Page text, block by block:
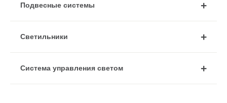
Подвесные системы
Cветильники
Система управления светом